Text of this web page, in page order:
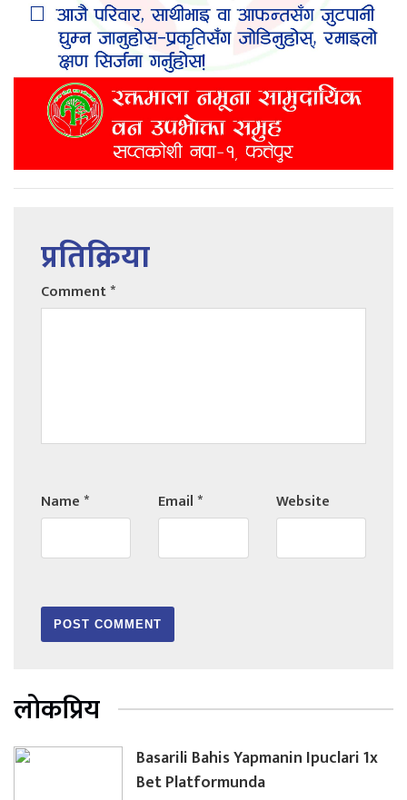
प्रतिक्रिया
Comment*
Name* Email* Website
लोकप्रिय
Basarili Bahis Yapmanin Ipuclari 1x
Bet Platformunda